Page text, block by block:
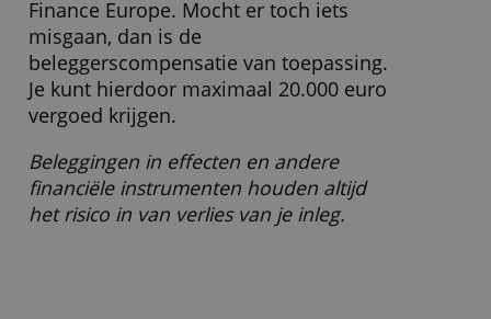
dochter van Freedom Holding Corp in
de VS, dat aan de Nasdaq genoteerd
staat en onder toezicht staat van de
Amerikaanse toezichthouder SEC. De
Europese dochter opereert vanuit
Cyprus en heeft een vergunning van de
Cyprus Securities and Exchange